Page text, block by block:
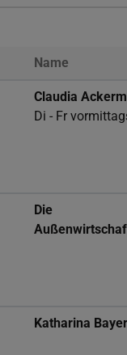
Name
Claudia
Di - Fr
Die
Katharina Bayer